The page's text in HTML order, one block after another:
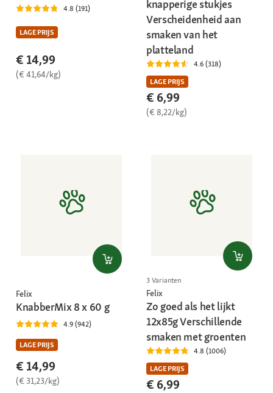
4.8 (191)
LAGE PRIJS
€ 14,99
(€ 41,64/kg)
knapperige stukjes
Verscheidenheid aan
smaken van het
platteland
4.6 (318)
LAGE PRIJS
€ 6,99
(€ 8,22/kg)
Felix
KnabberMix 8 x 60 g
4.9 (942)
LAGE PRIJS
€ 14,99
(€ 31,23/kg)
3 Varianten
Felix
Zo goed als het lijkt
12x85g Verschillende
smaken met groenten
4.8 (1006)
LAGE PRIJS
€ 6,99